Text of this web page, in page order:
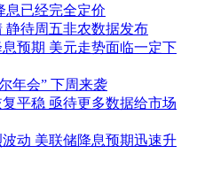
息已经完全定价
静待周五非农数据发布
预期 美元走势面临一定下
年会” 下周来袭
平稳 亟待更多数据给市场
动 美联储降息预期迅速升